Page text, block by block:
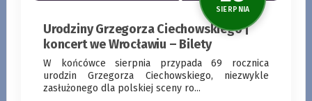
Urodziny Grzegorza Ciechowskiego |
koncert we Wrocławiu – Bilety
W końcówce sierpnia przypada 69 rocznica
urodzin Grzegorza Ciechowskiego, niezwykle
zasłużonego dla polskiej sceny ro...